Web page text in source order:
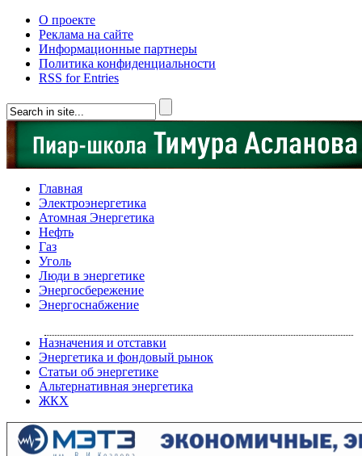
О проекте
Реклама на сайте
Информационные партнеры
Политика конфиденциальности
RSS for Entries
Главная
Электроэнергетика
Атомная Энергетика
Нефть
Газ
Уголь
Люди в энергетике
Энергосбережение
Энергоснабжение
Назначения и отставки
Энергетика и фондовый рынок
Статьи об энергетике
Альтернативная энергетика
ЖКХ